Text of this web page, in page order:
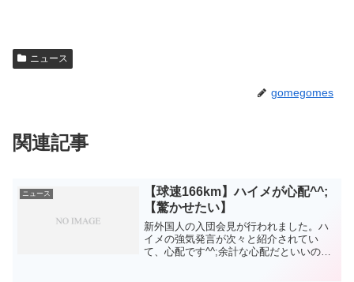
ニュース
gomegomes
関連記事
ニュース
【球速166km】ハイメが心配^^;
【驚かせたい】
新外国人の入団会見が行われました。ハ
イメの強気発言が次々と紹介されてい
て、心配です^^;余計な心配だといいので